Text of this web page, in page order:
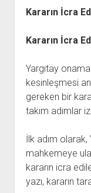
Kararın İcra
Kararın İcra
Yargıtay
kesinleşmesi
gereken bir
takım adımlar
İlk adım olarak,
mahkemeye
kararın icra
yazı, kararın